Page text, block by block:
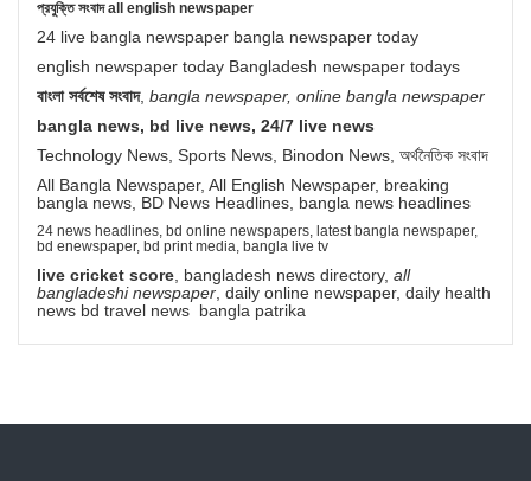
প্রযুক্তি সংবাদ all english newspaper
24 live bangla newspaper bangla newspaper today
english newspaper today Bangladesh newspaper todays
বাংলা সর্বশেষ সংবাদ, bangla newspaper, online bangla newspaper
bangla news, bd live news, 24/7 live news
Technology News, Sports News, Binodon News, অর্থনৈতিক সংবাদ
All Bangla Newspaper, All English Newspaper, breaking
bangla news, BD News Headlines, bangla news headlines
24 news headlines, bd online newspapers, latest bangla newspaper,
bd enewspaper, bd print media, bangla live tv
live cricket score , bangladesh news directory, all
bangladeshi newspaper , daily online newspaper, daily health
news bd travel news bangla patrika